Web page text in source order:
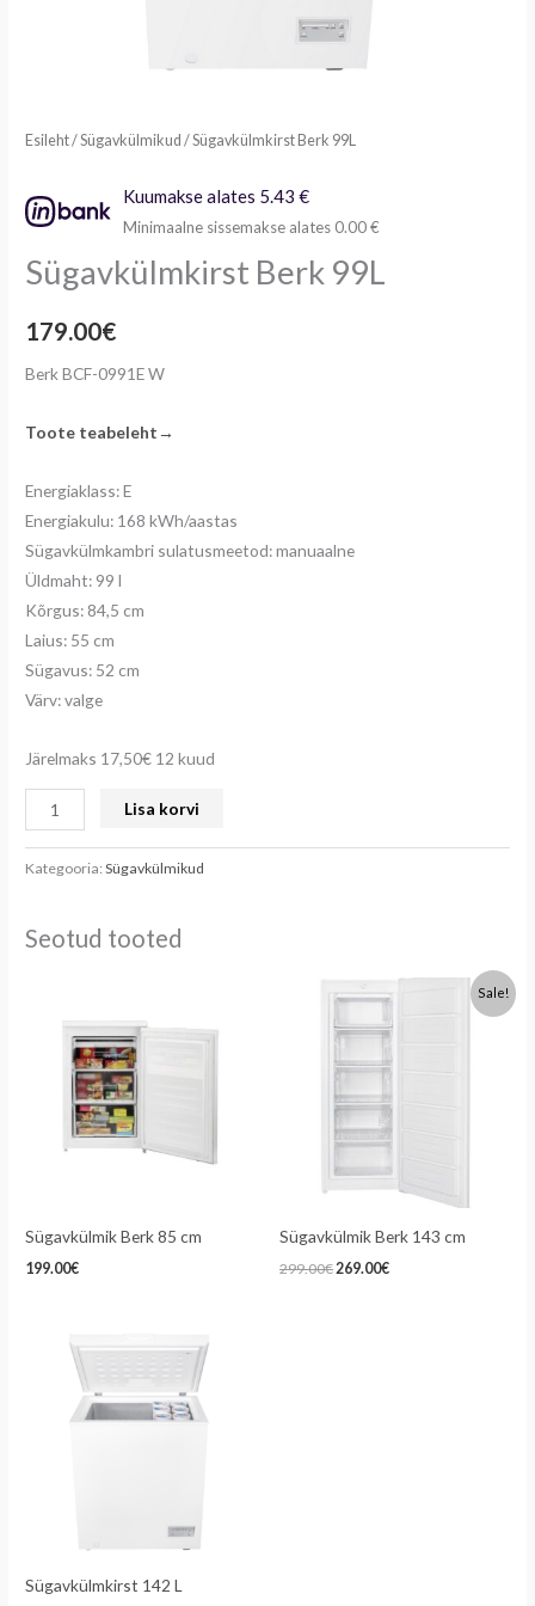
Esileht/Sügavkülmikud / Sügavkülmkirst Berk 99L
Kuumakse alates 5.43 €
Minimaalne sissemakse alates 0.00 €
Sügavkülmkirst Berk 99L
179.00€
Berk BCF-0991E W
Toote teabeleht→
Energiaklass: E
Energiakulu: 168 kWh/aastas
Sügavkülmkambri sulatusmeetod: manuaalne
Üldmaht: 99 l
Kõrgus: 84,5 cm
Laius: 55 cm
Sügavus: 52 cm
Värv: valge
Järelmaks 17,50€ 12 kuud
Lisa korvi
Kategooria:Sügavkülmikud
Seotud tooted
Sügavkülmik Berk 85 cm
199.00€
Sale!
Sügavkülmik Berk 143 cm
299.00€
Algne
hind
oli:
299.00€.
269.00€
hind
on:
269.00€.
Sügavkülmkirst 142 L